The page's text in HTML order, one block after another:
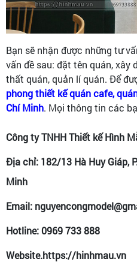
Bạn sẽ nhận được những tư
vấn đề sau: đặt tên quán, xây
thất quán, quản lí quán. Để
phong thiết kế quán cafe,
Chí Minh. Mọi thông tin các
Công ty TNHH Thiết kế Hình
Địa chỉ: 182/13 Hà Huy Giáp,
Minh
Email:
Hotline: 0969 733 888
Website.https://hinhmau.vn